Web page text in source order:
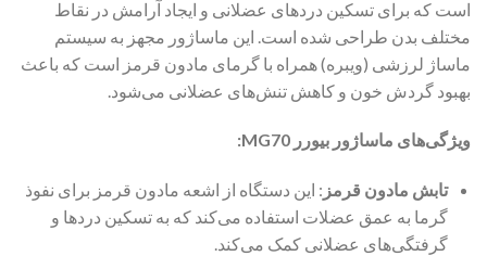
است که برای تسکین دردهای عضلانی و ایجاد آرامش در نقاط
مختلف بدن طراحی شده است. این ماساژور مجهز به سیستم
ماساژ لرزشی (ویبره) همراه با گرمای مادون قرمز است که باعث
بهبود گردش خون و کاهش تنش‌های عضلانی می‌شود.
ویژگی‌های ماساژور بیورر MG70:
تابش مادون قرمز : این دستگاه از اشعه مادون قرمز برای نفوذ
گرما به عمق عضلات استفاده می‌کند که به تسکین دردها و
گرفتگی‌های عضلانی کمک می‌کند.